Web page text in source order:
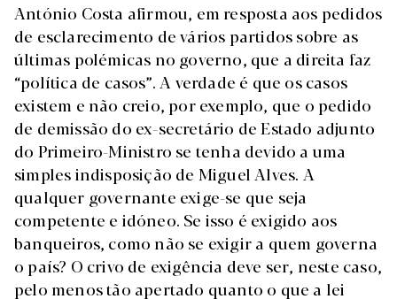
António Costa afirmou, em resposta aos pedidos
de esclarecimento de vários partidos sobre as
últimas polémicas no governo, que a direita faz
“política de casos”. A verdade é que os casos
existem e não creio, por exemplo, que o pedido
de demissão do ex-secretário de Estado adjunto
do Primeiro-Ministro se tenha devido a uma
simples indisposição de Miguel Alves. A
qualquer governante exige-se que seja
competente e idóneo. Se isso é exigido aos
banqueiros, como não se exigir a quem governa
o país? O crivo de exigência deve ser, neste caso,
pelo menos tão apertado quanto o que a lei